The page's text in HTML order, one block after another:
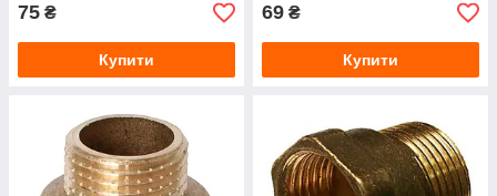
75 ₴
Купити
69 ₴
Купити